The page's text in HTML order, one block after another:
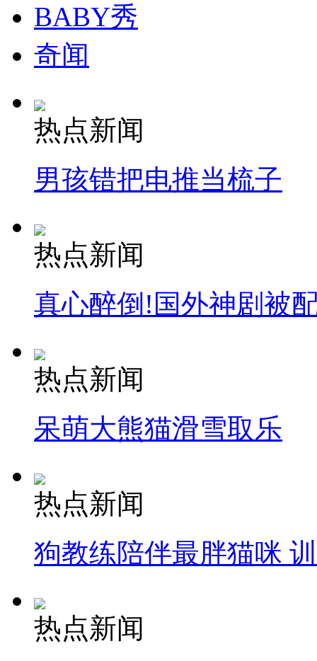
BABY秀
奇闻
热点新闻
男孩错把电推当梳子
热点新闻
真心醉倒!国外神剧被
热点新闻
呆萌大熊猫滑雪取乐
热点新闻
狗教练陪伴最胖猫咪
热点新闻